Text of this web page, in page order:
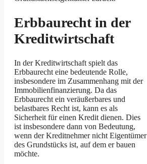
Erbbaurecht in der
Kreditwirtschaft
In der Kreditwirtschaft spielt das
Erbbaurecht eine bedeutende Rolle,
insbesondere im Zusammenhang mit der
Immobilienfinanzierung. Da das
Erbbaurecht ein veräußerbares und
belastbares Recht ist, kann es als
Sicherheit für einen Kredit dienen. Dies
ist insbesondere dann von Bedeutung,
wenn der Kreditnehmer nicht Eigentümer
des Grundstücks ist, auf dem er bauen
möchte.